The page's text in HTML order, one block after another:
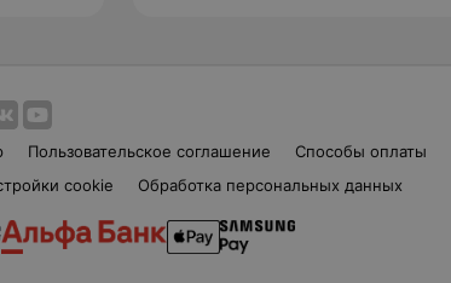
Пользовательское соглашение Способы оплаты
cookie Обработка персональных данных